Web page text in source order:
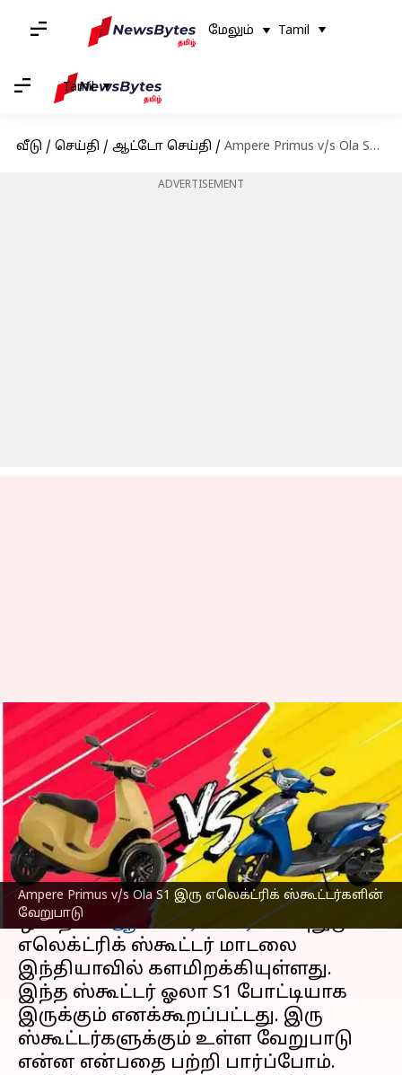
மேலும் Tamil
Tamil
வீடு / செய்தி / ஆட்டோ செய்தி / Ampere Primus v/s Ola S1: எது சிறந்த தேர்வாக இருக்கும்?
ADVERTISEMENT
Ampere Primus v/s Ola S1 இரு எலெக்ட்ரிக் ஸ்கூட்டர்களின்
வேறுபாடு
Ampere Primus v/s Ola S1:
எது சிறந்த தேர்வாக
இருக்கும்?
எழுதியவர் Siranjeevi Feb 20, 2023 01:42 pm
செய்தி முன்னோட்டம்
க்ரீவ்ஸ் எலக்ட்ரிக் மொபிலிட்டியின்
ஒன்றானஆம்பியர் பிரைமஸ்புதுமுக
எலெக்ட்ரிக் ஸ்கூட்டர் மாடலை
இந்தியாவில் களமிறக்கியுள்ளது.
இந்த ஸ்கூட்டர் ஓலா S1 போட்டியாக
இருக்கும் எனக்கூறப்பட்டது. இரு
ஸ்கூட்டர்களுக்கும் உள்ள வேறுபாடு
என்ன என்பதை பற்றி பார்ப்போம்.